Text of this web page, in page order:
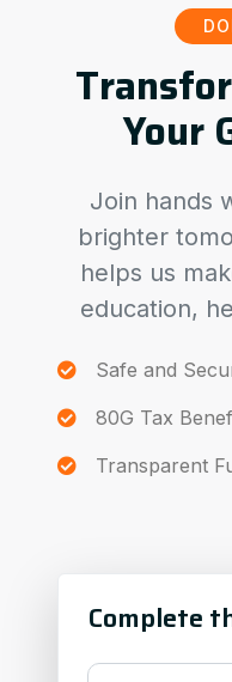
Your
Join hands
brighter
helps us
education,
Safe and
80G Tax
Transparent
Complete